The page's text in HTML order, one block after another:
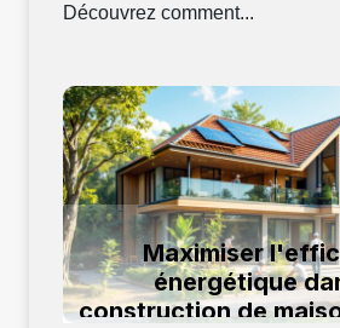
Découvrez comment...
Maximiser
énergétique
construction de